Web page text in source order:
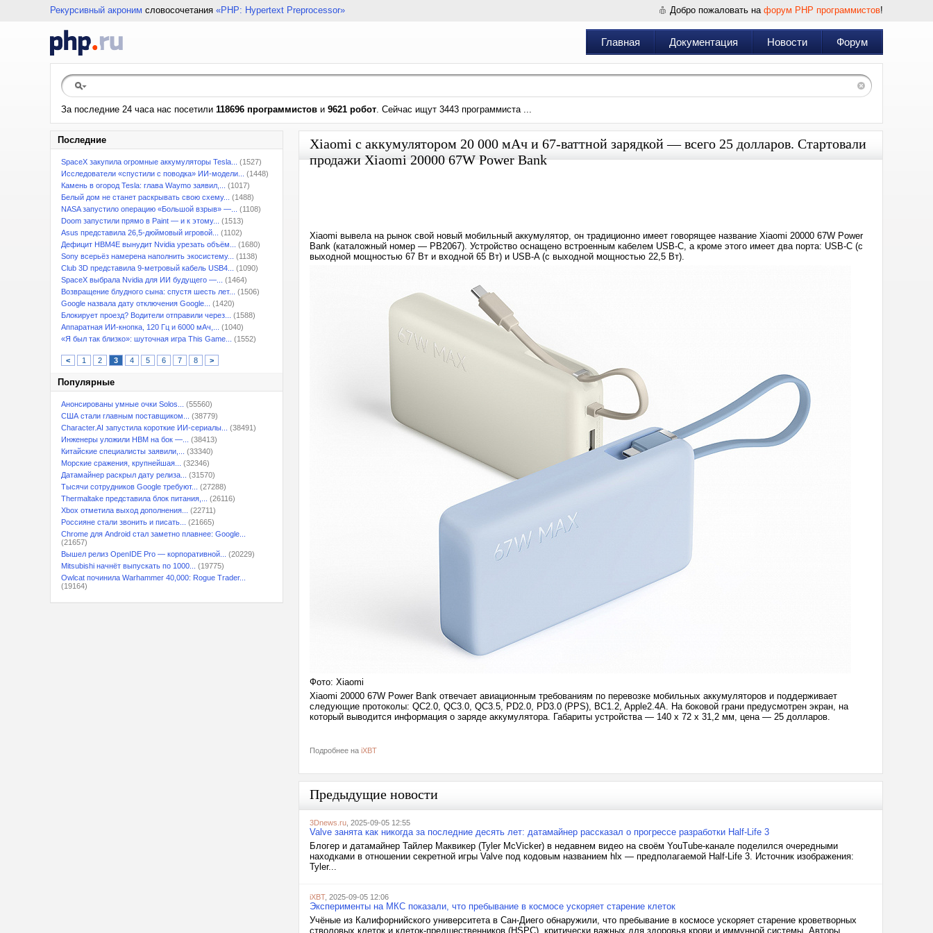
Рекурсивный акроним словосочетания «PHP: Hypertext Preprocessor» Добро пожаловать на форум PHP программистов!
Главная Документация Новости Форум
За последние 24 часа нас посетили 118696 программистов и 9621 робот. Сейчас ищут 3443 программиста ...
Последние
SpaceX закупила огромные аккумуляторы Tesla...
(1527)
Исследователи «спустили с поводка» ИИ-модели...
(1448)
Камень в огород Tesla: глава Waymo заявил,...
(1017)
Белый дом не станет раскрывать свою схему...
(1488)
NASA запустило операцию «Большой взрыв» —...
(1108)
Doom запустили прямо в Paint — и к этому...
(1513)
Asus представила 26,5-дюймовый игровой...
(1102)
Дефицит HBM4E вынудит Nvidia урезать объём...
(1680)
Sony всерьёз намерена наполнить экосистему...
(1138)
Club 3D представила 9-метровый кабель USB4...
(1090)
SpaceX выбрала Nvidia для ИИ будущего —...
(1464)
Возвращение блудного сына: спустя шесть лет...
(1506)
Google назвала дату отключения Google...
(1420)
Блокирует проезд? Водители отправили через...
(1588)
Аппаратная ИИ-кнопка, 120 Гц и 6000 мАч,...
(1040)
«Я был так близко»: шуточная игра This Game...
(1552)
< 1 2 3 4 5 6 7 8 >
Популярные
Анонсированы умные очки Solos...
(55560)
США стали главным поставщиком...
(38779)
Character.AI запустила короткие ИИ-сериалы...
(38491)
Инженеры уложили HBM на бок —...
(38413)
Китайские специалисты заявили,...
(33340)
Морские сражения, крупнейшая...
(32346)
Датамайнер раскрыл дату релиза...
(31570)
Тысячи сотрудников Google требуют...
(27288)
Thermaltake представила блок питания,...
(26116)
Xbox отметила выход дополнения...
(22711)
Россияне стали звонить и писать...
(21665)
Chrome для Android стал заметно плавнее: Google...
(21657)
Вышел релиз OpenIDE Pro — корпоративной...
(20229)
Mitsubishi начнёт выпускать по 1000...
(19775)
Owlcat починила Warhammer 40,000: Rogue Trader...
(19164)
Xiaomi с аккумулятором 20 000 мАч и 67-ваттной зарядкой — всего 25 долларов. Стартовали
продажи Xiaomi 20000 67W Power Bank
Xiaomi вывела на рынок свой новый мобильный аккумулятор, он традиционно имеет говорящее название Xiaomi 20000 67W Power
Bank (каталожный номер — PB2067). Устройство оснащено встроенным кабелем USB-C, а кроме этого имеет два порта: USB-C (с
выходной мощностью 67 Вт и входной 65 Вт) и USB-A (с выходной мощностью 22,5 Вт).
Фото: Xiaomi
Xiaomi 20000 67W Power Bank отвечает авиационным требованиям по перевозке мобильных аккумуляторов и поддерживает
следующие протоколы: QC2.0, QC3.0, QC3.5, PD2.0, PD3.0 (PPS), BC1.2, Apple2.4A. На боковой грани предусмотрен экран, на
который выводится информация о заряде аккумулятора. Габариты устройства — 140 х 72 х 31,2 мм, цена — 25 долларов.
Подробнее на iXBT
Предыдущие новости
3Dnews.ru , 2025-09-05 12:55
Valve занята как никогда за последние десять лет: датамайнер рассказал о прогрессе разработки Half-Life 3
Блогер и датамайнер Тайлер Маквикер (Tyler McVicker) в недавнем видео на своём YouTube-канале поделился очередными
находками в отношении секретной игры Valve под кодовым названием hlx — предполагаемой Half-Life 3. Источник изображения:
Tyler...
iXBT, 2025-09-05 12:06
Эксперименты на МКС показали, что пребывание в космосе ускоряет старение клеток
Учёные из Калифорнийского университета в Сан-Диего обнаружили, что пребывание в космосе ускоряет старение кроветворных
стволовых клеток и клеток-предшественников (HSPC), критически важных для здоровья крови и иммунной системы. Авторы